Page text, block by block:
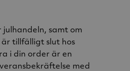
samt om
tillfälligt slut hos
i din order är en
med